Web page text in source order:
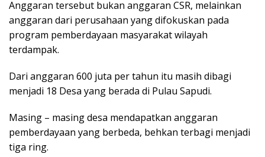
Anggaran tersebut bukan anggaran CSR, melainkan
anggaran dari perusahaan yang difokuskan pada
program pemberdayaan masyarakat wilayah
terdampak.
Dari anggaran 600 juta per tahun itu masih dibagi
menjadi 18 Desa yang berada di Pulau Sapudi.
Masing – masing desa mendapatkan anggaran
pemberdayaan yang berbeda, behkan terbagi menjadi
tiga ring.